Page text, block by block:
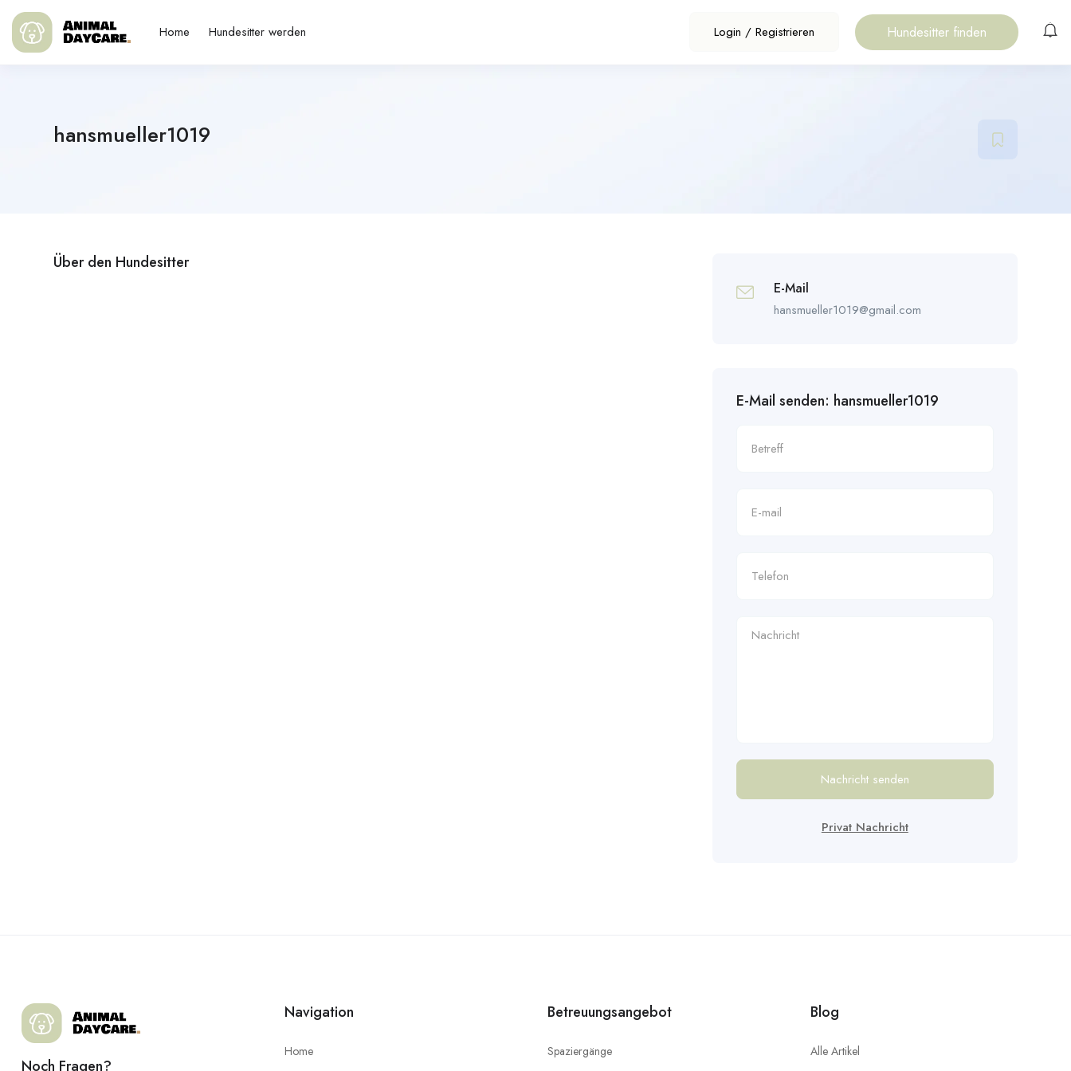
Home Hundesitter werden Login / Registrieren Hundesitter finden
hansmueller1019
Über den Hundesitter
E-Mail
hansmueller1019@gmail.com
E-Mail senden: hansmueller1019
Nachricht senden
Privat Nachricht
Noch Fragen?
Navigation
Home
Betreuungsangebot
Spaziergänge
Blog
Alle Artikel